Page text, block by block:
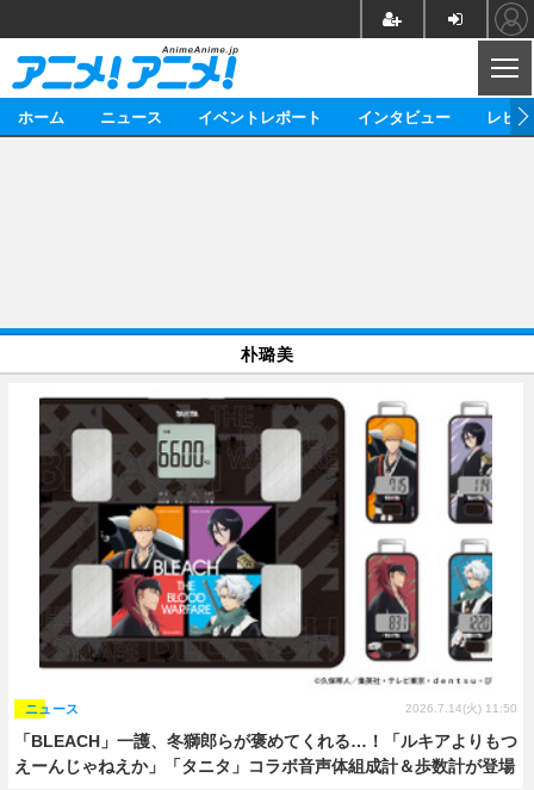
イベント 海外
海外イベント ビジネス
俳優・タレント アーティスト
ビジネス
レビュー
アニメ 実写
書評 イベント
ゲーム 座談会
動画
アニメ 映画/ドラマ
アニメ！アニメ！TV ABEMA Cafe
連載・コラム
ホーム ニュース イベントレポート インタビュー レビ
朴璐美
「BLEACH」一護、冬獅郎らが褒めてくれる…！「ルキアよりもつ
えーんじゃねえか」「タニタ」コラボ音声体組成計＆歩数計が登場
ニュース 2026.7.14(火) 11:50